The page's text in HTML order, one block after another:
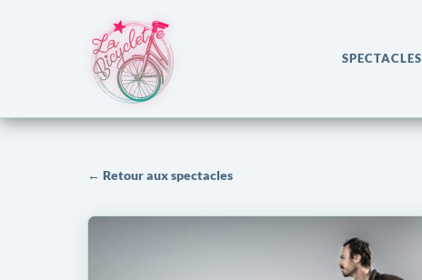
SPECTACLES
← Retour aux spectacles